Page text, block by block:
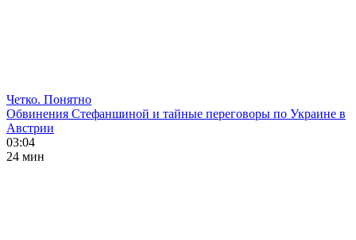
Четко. Понятно
Обвинения Стефаншиной и тайные переговоры по Украине в
Австрии
03:04
24 мин